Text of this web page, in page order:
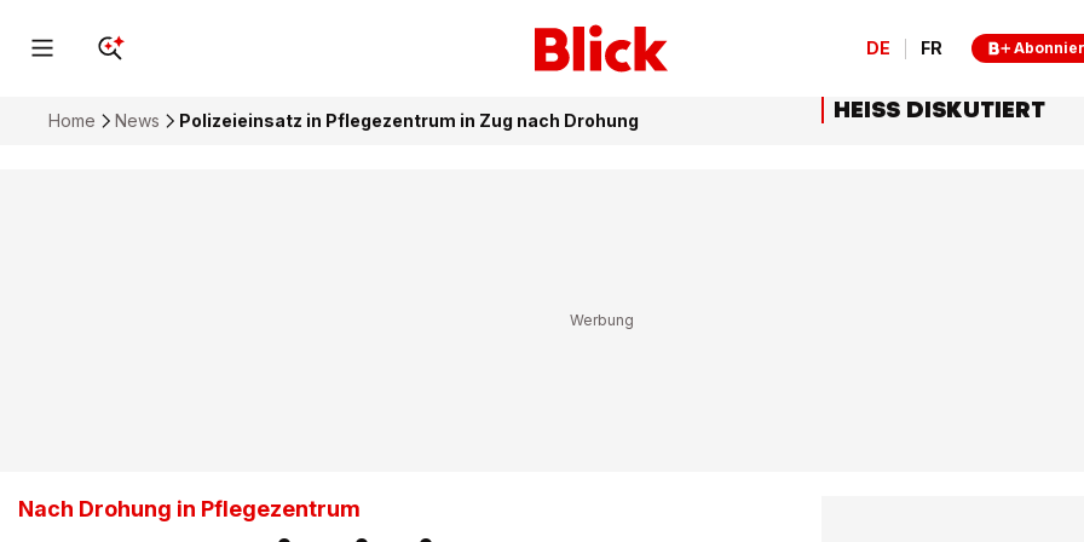
DE FR
Home News Polizeieinsatz in Pflegezentrum in Zug nach Drohung
Nach Drohung in Pflegezentrum
HEISS DISKUTIERT